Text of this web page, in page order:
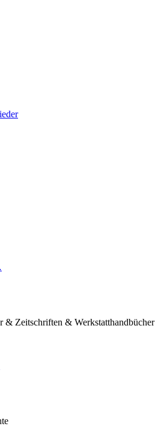
Zeitschriften & Werkstatthandbücher